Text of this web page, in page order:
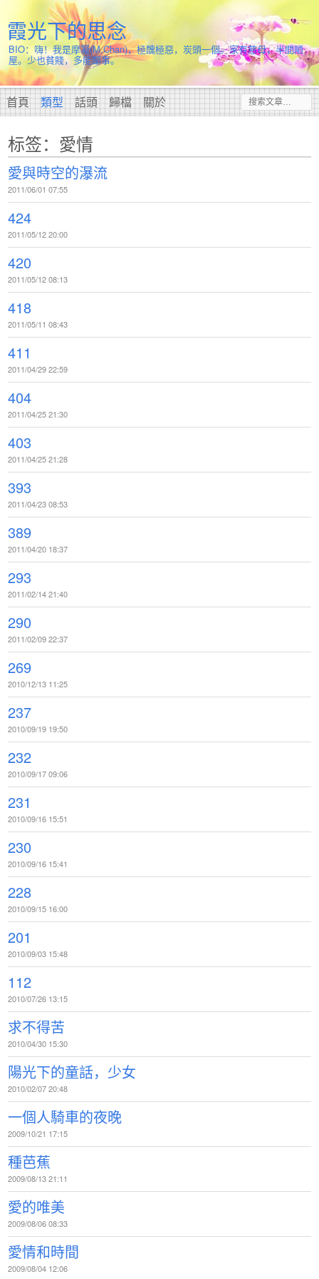
霞光下的思念
BIO：嗨！我是摩凝(M.Chan)，極醜極惡，炭頭一個。家有慈母，半間陋
屋。少也貧賤，多能鄙事。
首頁 類型 話頭 歸檔 關於
标签：愛情
愛與時空的瀑流
2011/06/01 07:55
424
2011/05/12 20:00
420
2011/05/12 08:13
418
2011/05/11 08:43
411
2011/04/29 22:59
404
2011/04/25 21:30
403
2011/04/25 21:28
393
2011/04/23 08:53
389
2011/04/20 18:37
293
2011/02/14 21:40
290
2011/02/09 22:37
269
2010/12/13 11:25
237
2010/09/19 19:50
232
2010/09/17 09:06
231
2010/09/16 15:51
230
2010/09/16 15:41
228
2010/09/15 16:00
201
2010/09/03 15:48
112
2010/07/26 13:15
求不得苦
2010/04/30 15:30
陽光下的童話，少女
2010/02/07 20:48
一個人騎車的夜晚
2009/10/21 17:15
種芭蕉
2009/08/13 21:11
愛的唯美
2009/08/06 08:33
愛情和時間
2009/08/04 12:06